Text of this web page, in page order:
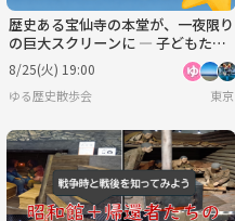
歴史ある宝仙寺の本堂が、一夜限り
の巨大スクリーンに ― 子どもたち
が創るプロジェクションマッピング
8/25(火) 19:00
ゆる歴史散歩会 東京